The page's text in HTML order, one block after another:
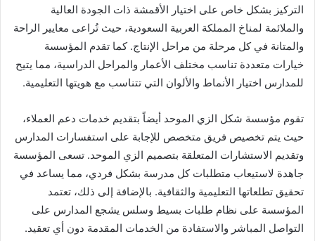
التركيز بشكل خاص على اختيار الأقمشة ذات الجودة العالية
والملائمة لمناخ المملكة العربية السعودية، حيث تُراعى معايير الراحة
والمتانة في كل مرحلة من مراحل الإنتاج. كما تقدم المؤسسة
خيارات متعددة تناسب مختلف الأعمار والمراحل الدراسية، مما يتيح
للمدارس اختيار الأنماط والألوان التي تتناسب مع هويتها التعليمية.
تقوم مؤسسة شكل الزي الموحد أيضاً بتقديم خدمات دعم العملاء،
حيث يتم تخصيص فريق متخصص للإجابة على استفسارات المدارس
وتقديم الاستشارات المتعلقة بتصميم الزي الموحد. تسعى المؤسسة
جاهدة لاستيعاب متطلبات كل مدرسة بشكل فردي، مما يساعد في
تحقيق تطلعاتها التعليمية والثقافية. بالإضافة إلى ذلك، تعتمد
المؤسسة على نظام طلبات بسيط وسلس يشجع المدارس على
التواصل المباشر والاستفادة من الخدمات المقدمة دون أي تعقيد.